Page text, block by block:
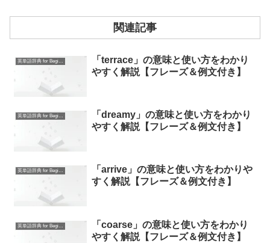
関連記事
英単語辞典 for Beginners
「terrace」の意味と使い方をわかり
やすく解説【フレーズ＆例文付き】
英単語辞典 for Beginners
「dreamy」の意味と使い方をわかり
やすく解説【フレーズ＆例文付き】
英単語辞典 for Beginners
「arrive」の意味と使い方をわかりや
すく解説【フレーズ＆例文付き】
英単語辞典 for Beginners
「coarse」の意味と使い方をわかり
やすく解説【フレーズ＆例文付き】